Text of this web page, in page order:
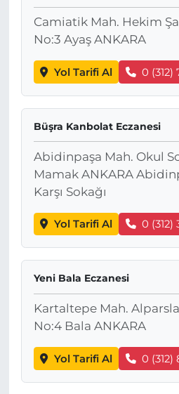
Camiatik Mah. Hekim
No:3 Ayaş ANKARA
Yol Tarifi Al 0 (312)
Büşra Kanbolat Eczanesi
Abidinpaşa Mah. Okul
Mamak ANKARA
Karşı Sokağı
Yol Tarifi Al 0 (312)
Yeni Bala Eczanesi
Kartaltepe Mah.
No:4 Bala ANKARA
Yol Tarifi Al 0 (312)